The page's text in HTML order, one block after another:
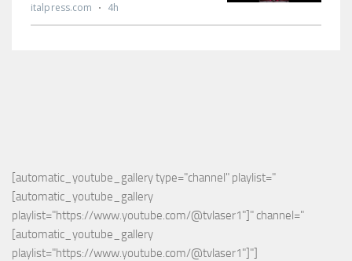
[automatic_youtube_gallery type="channel" playlist="
[automatic_youtube_gallery
playlist="https://www.youtube.com/@tvlaser1"]" channel="
[automatic_youtube_gallery
playlist="https://www.youtube.com/@tvlaser1"]"]